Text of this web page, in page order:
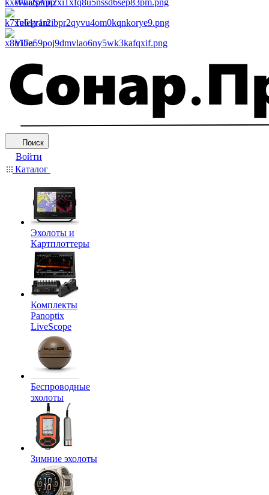
WhatsApp
Telegram
Viber
Поиск
Войти
Каталог
Эхолоты и
Картплоттеры
Комплекты
Panoptix
LiveScope
Беспроводные
эхолоты
Зимние эхолоты